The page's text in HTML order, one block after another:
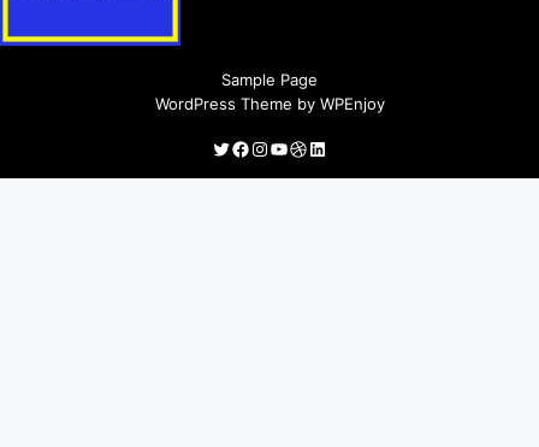
Sample Page
WordPress Theme by WPEnjoy
Twitter
Facebook
Instagram
YouTube
Dribbble
LinkedIn